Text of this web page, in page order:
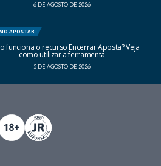
6 DE AGOSTO DE 2026
APOSTAR
funciona o recurso Encerrar Aposta? Veja
como utilizar a ferramenta
5 DE AGOSTO DE 2026